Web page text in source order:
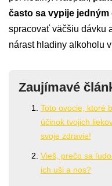
často sa vypije jedným
spracovať väčšiu dávku
nárast hladiny alkoholu
Zaujímavé
Toto ovocie, ktoré
účinok tvojich
svoje zdravie!
Vieš, prečo sa
ich uši a nos?